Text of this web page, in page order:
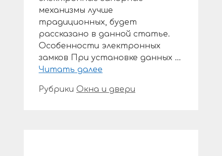
механизмы лучше
традиционных, будет
рассказано в данной статье.
Особенности электронных
замков При установке данных …
Читать далее
Рубрики Окна и двери